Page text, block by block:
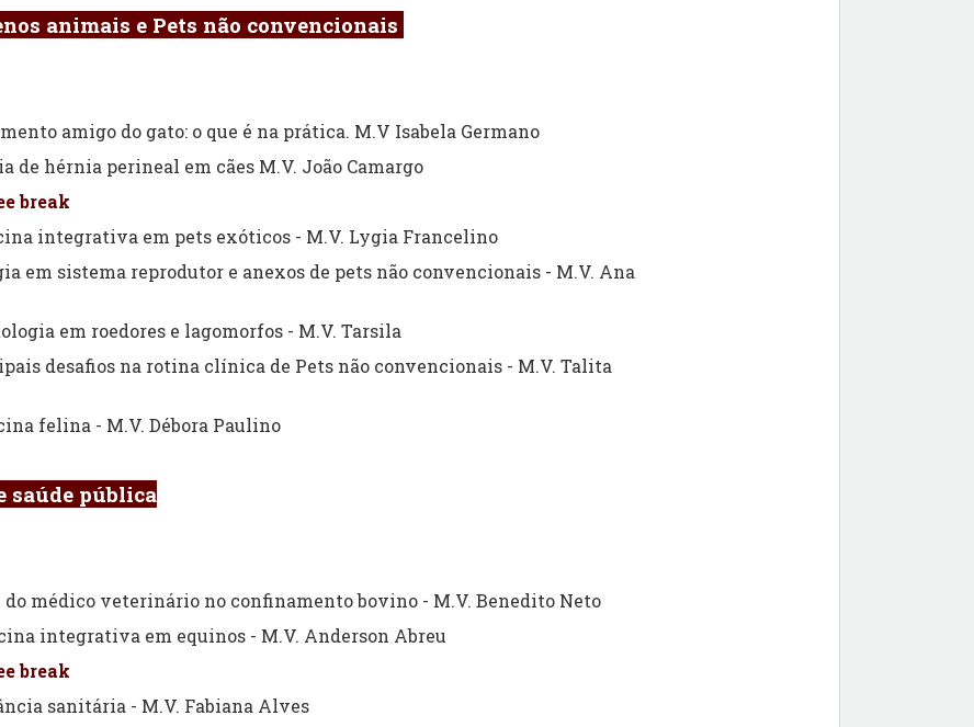
animais e Pets não convencionais
amigo do gato: o que é na prática. M.V Isabela Germano
de hérnia perineal em cães M.V. João Camargo
break
integrativa em pets exóticos - M.V. Lygia Francelino
em sistema reprodutor e anexos de pets não convencionais - M.V. Ana
em roedores e lagomorfos - M.V. Tarsila
desafios na rotina clínica de Pets não convencionais - M.V. Talita
felina - M.V. Débora Paulino
saúde pública
do médico veterinário no confinamento bovino - M.V. Benedito Neto
integrativa em equinos - M.V. Anderson Abreu
break
sanitária - M.V. Fabiana Alves